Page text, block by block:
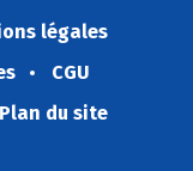
légales
CGU
Plan du site